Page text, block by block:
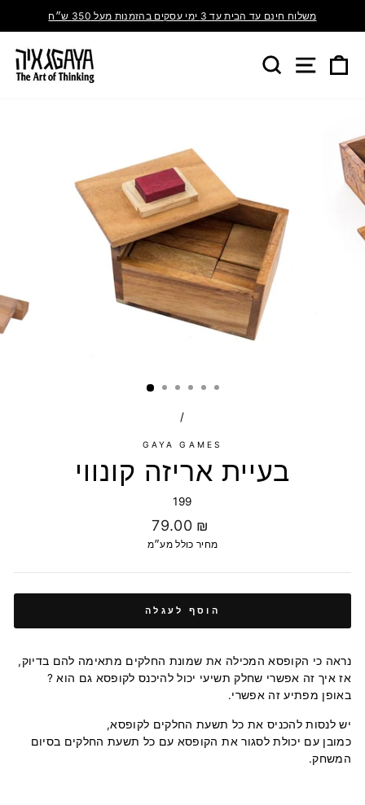
משלוח חינם עד הבית עד 3 ימי עסקים בהזמנות מעל 350 ש״ח
/
GAYA GAMES
בעיית אריזה קונווי
199
מחיר
רגיל
79.00 ₪
מחיר כולל מע״מ
הוסף לעגלה
נראה כי הקופסא המכילה את שמונת החלקים מתאימה להם בדיוק,
אז איך זה אפשרי שחלק תשיעי יכול להיכנס לקופסא גם הוא ?
באופן מפתיע זה אפשרי.
יש לנסות להכניס את כל תשעת החלקים לקופסא,
כמובן עם יכולת לסגור את הקופסא עם כל תשעת החלקים בסיום
המשחק.